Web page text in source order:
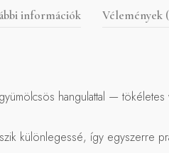
információk Vélemények
hangulattal —
különlegessé, így egyszerre